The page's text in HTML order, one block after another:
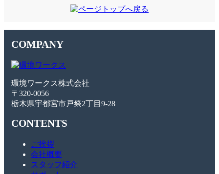
COMPANY
環境ワークス株式会社
〒320-0056
栃木県宇都宮市戸祭2丁目9-28
CONTENTS
ご挨拶
会社概要
スタッフ紹介